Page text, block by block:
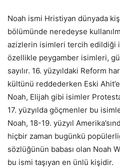
Noah ismi Hristiyan dünyada
bölümünde neredeyse
azizlerin isimleri tercih edildiği
özellikle peygamber isimleri,
sayılır. 16. yüzyıldaki Reform
kültünü reddederken Eski
Noah, Elijah gibi isimler
17. yüzyılda göçmenler bu
Noah, 18-19. yüzyıl
hiçbir zaman bugünkü
sözlüğünün babası olan Noah
bu ismi taşıyan en ünlü kişidir.